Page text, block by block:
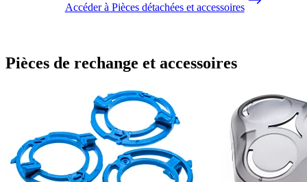
Accéder à Pièces détachées et accessoires
Pièces de rechange et accessoires